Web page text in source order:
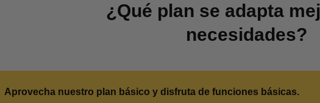
¿Qué plan se adapta
necesidades?
Aprovecha nuestro plan básico y disfruta de funciones básicas.